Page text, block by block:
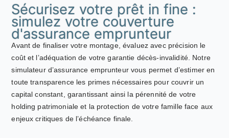
Sécurisez votre prêt in fine :
simulez votre couverture
d'assurance emprunteur
Avant de finaliser votre montage, évaluez avec précision le
coût et l’adéquation de votre garantie décès-invalidité. Notre
simulateur d’assurance emprunteur vous permet d’estimer en
toute transparence les primes nécessaires pour couvrir un
capital constant, garantissant ainsi la pérennité de votre
holding patrimoniale et la protection de votre famille face aux
enjeux critiques de l’échéance finale.